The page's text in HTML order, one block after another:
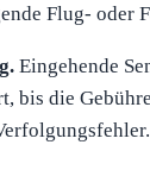
Flug- oder
Eingehende
bis die